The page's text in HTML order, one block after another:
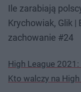
Ile zarabiają
Krychowiak, Glik |
zachowanie #24
High League 2021:
Kto walczy na